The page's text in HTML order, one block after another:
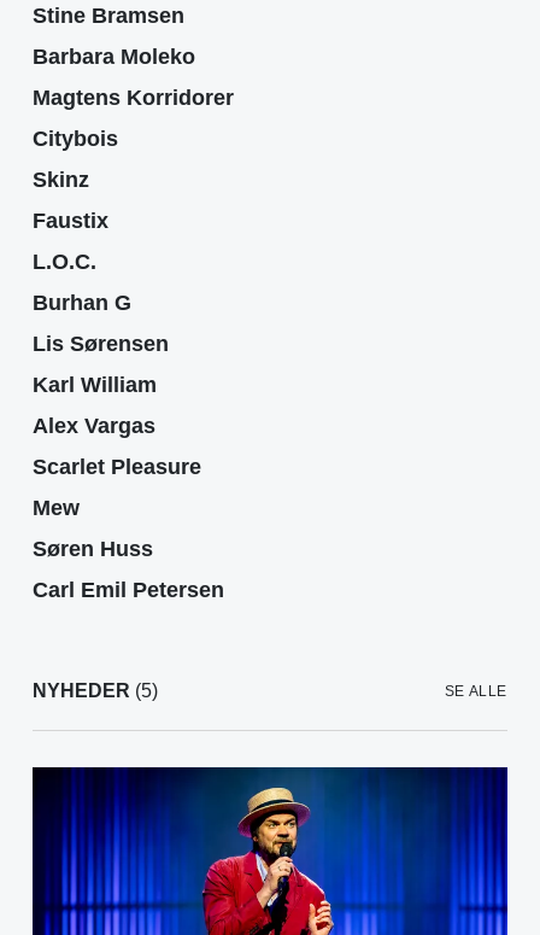
Stine Bramsen
Barbara Moleko
Magtens Korridorer
Citybois
Skinz
Faustix
L.O.C.
Burhan G
Lis Sørensen
Karl William
Alex Vargas
Scarlet Pleasure
Mew
Søren Huss
Carl Emil Petersen
NYHEDER (5) SE ALLE